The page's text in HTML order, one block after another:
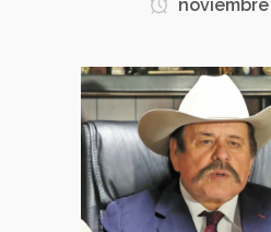
noviembre